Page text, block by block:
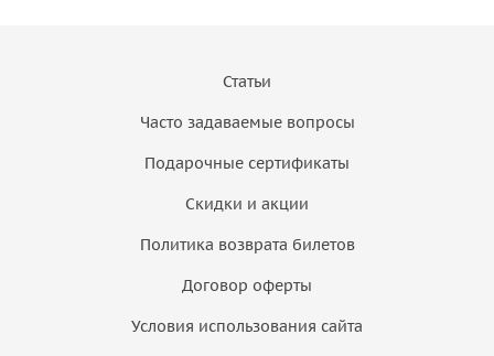
Статьи
Часто задаваемые вопросы
Подарочные сертификаты
Скидки и акции
Политика возврата билетов
Договор оферты
Условия использования сайта